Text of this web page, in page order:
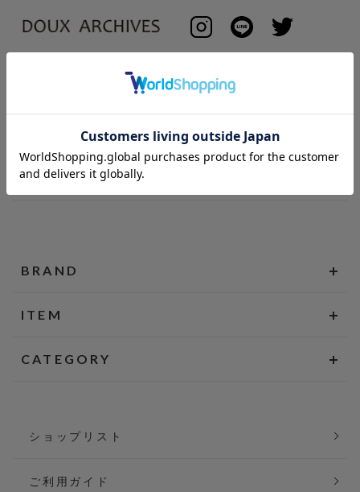
BRAND
ITEM
CATEGORY
ショップリスト
ご利用ガイド